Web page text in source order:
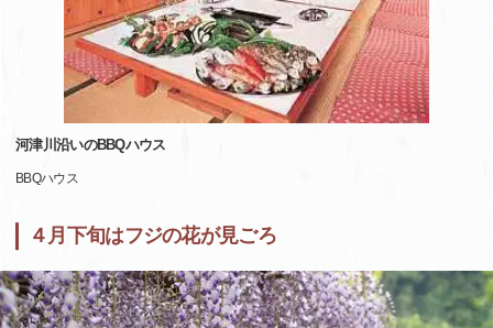
河津川沿いのBBQハウス
BBQハウス
４月下旬はフジの花が見ごろ